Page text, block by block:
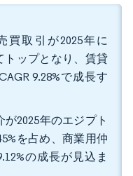
買取引が2025年に
トップとなり、賃貸
9.28%で成長す
2025年のエジプト
を占め、商業用仲
の成長が見込ま